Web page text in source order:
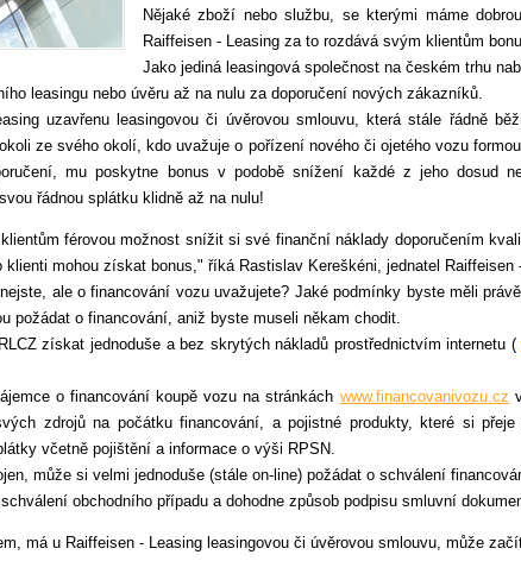
Nějaké zboží nebo službu, se kterými máme
Raiffeisen - Leasing za to rozdává svým klientům
Jako jediná leasingová společnost na českém trhu
leasingu nebo úvěru až na nulu za doporučení nových zákazníků.
uzavřenu leasingovou či úvěrovou smlouvu, která stále řádně
ze svého okolí, kdo uvažuje o pořízení nového či ojetého vozu
mu poskytne bonus v podobě snížení každé z jeho
řádnou splátku klidně až na nulu!
férovou možnost snížit si své finanční náklady doporučením
klienti mohou získat bonus," říká Rastislav Kereškéni, jednatel Raiffeisen
ale o financování vozu uvažujete? Jaké podmínky byste měli
požádat o financování, aniž byste museli někam chodit.
získat jednoduše a bez skrytých nákladů prostřednictvím internetu (
o financování koupě vozu na stránkách www.financovanivozu.cz
zdrojů na počátku financování, a pojistné produkty, které si
včetně pojištění a informace o výši RPSN.
může si velmi jednoduše (stále on-line) požádat o schválení
obchodního případu a dohodne způsob podpisu smluvní
má u Raiffeisen - Leasing leasingovou či úvěrovou smlouvu, může